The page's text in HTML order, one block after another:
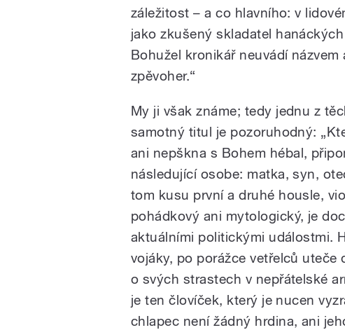
záležitost – a co hlavního: v
jako zkušený skladatel
Bohužel kronikář neuvádí
zpěvoher.“
My ji však známe; tedy jednu z
samotný titul je pozoruhodný:
ani nepškna s Bohem hébal,
následující osobe: matka, syn,
tom kusu první a druhé housle,
pohádkový ani mytologický, je
aktuálními politickými událostmi.
vojáky, po porážce vetřelců uteče
o svých strastech v nepřátelské
je ten človíček, který je nucen
chlapec není žádný hrdina, ani